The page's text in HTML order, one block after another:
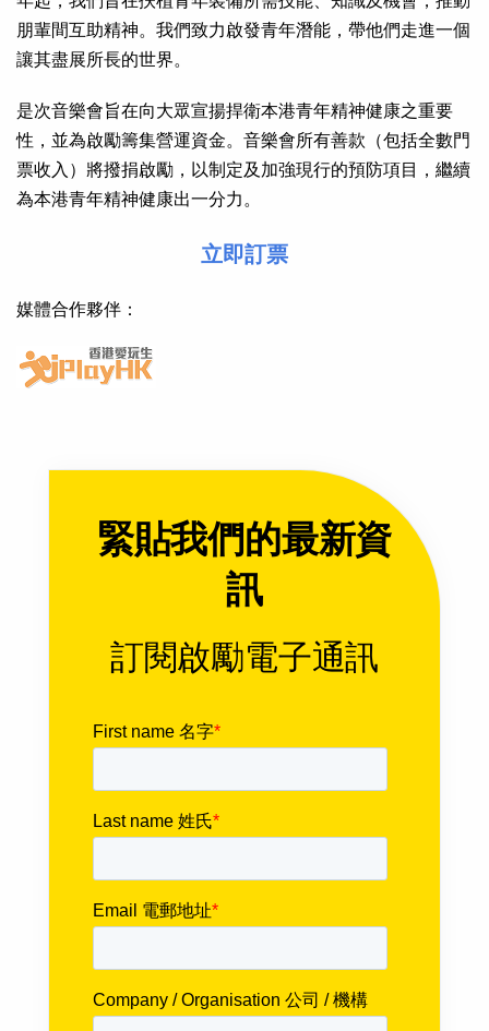
朋輩間互助精神。我們致力啟發青年潛能，帶他們走進一個
讓其盡展所長的世界。
是次音樂會旨在向大眾宣揚捍衛本港青年精神健康之重要
性，並為啟勵籌集營運資金。音樂會所有善款（包括全數門
票收入）將撥捐啟勵，以制定及加強現行的預防項目，繼續
為本港青年精神健康出一分力。
立即訂票
媒體合作夥伴：
緊貼我們的最新資
訊
訂閱啟勵電子通訊